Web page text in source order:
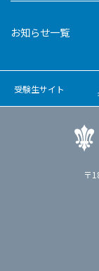
お知らせ一覧
受験生サイト
〒